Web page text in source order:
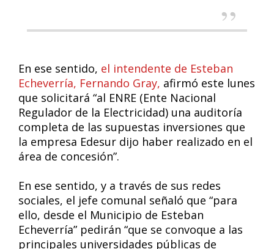
En ese sentido, el intendente de Esteban
Echeverría, Fernando Gray, afirmó este lunes
que solicitará “al ENRE (Ente Nacional
Regulador de la Electricidad) una auditoría
completa de las supuestas inversiones que
la empresa Edesur dijo haber realizado en el
área de concesión”.
En ese sentido, y a través de sus redes
sociales, el jefe comunal señaló que “para
ello, desde el Municipio de Esteban
Echeverría” pedirán “que se convoque a las
principales universidades públicas de